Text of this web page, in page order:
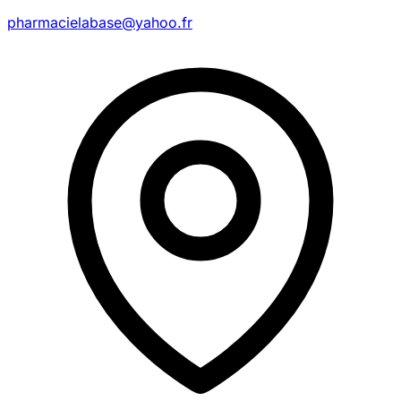
pharmacielabase@yahoo.fr